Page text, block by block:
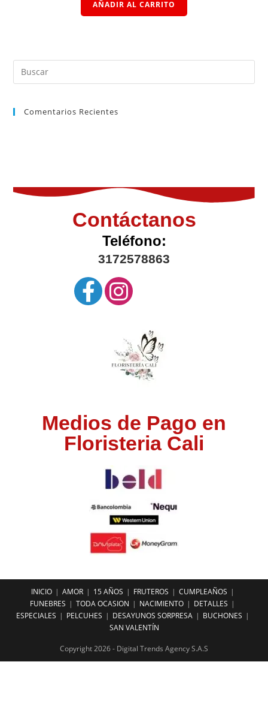
AÑADIR AL CARRITO
Comentarios Recientes
Contáctanos
Teléfono:
3172578863
Medios de Pago en
Floristeria Cali
INICIO AMOR 15 AÑOS FRUTEROS
CUMPLEAÑOS
FUNEBRES
TODA OCASION NACIMIENTO
DETALLES
ESPECIALES
PELCUHES DESAYUNOS SORPRESA
BUCHONES
SAN VALENTÍN
Copyright 2026 - Digital Trends Agency S.A.S